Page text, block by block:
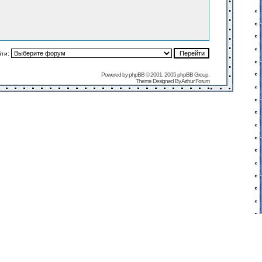
Powered byphpBB© 2001, 2005 phpBB Group.
Theme Designed ByArthur Forum